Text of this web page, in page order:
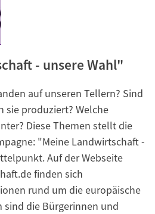
- unsere Wahl"
auf unseren Tellern? Sind
sie produziert? Welche
Diese Themen stellt die
"Meine Landwirtschaft -
Auf der Webseite
finden sich
rund um die europäische
sind die Bürgerinnen und